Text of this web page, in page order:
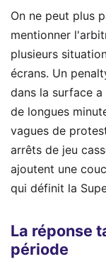
On ne peut plus
mentionner
plusieurs
écrans. Un
dans la surface
de longues
vagues de
arrêts de jeu
ajoutent une
qui définit la
La réponse
période